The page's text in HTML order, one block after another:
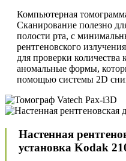
Компьютерная
Сканирование полезно
полости рта, с
рентгеновского
для проверки количества
аномальные формы,
помощью системы 2D
Настенная
установка Kodak